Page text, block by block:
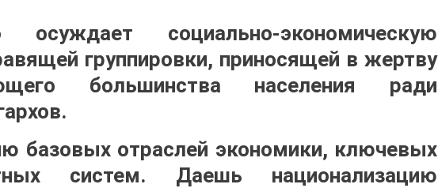
осуждает социально-экономическую
группировки, приносящей в жертву
большинства населения ради
базовых отраслей экономики, ключевых
систем. Даешь национализацию